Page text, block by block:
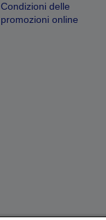
Condizioni delle
promozioni online